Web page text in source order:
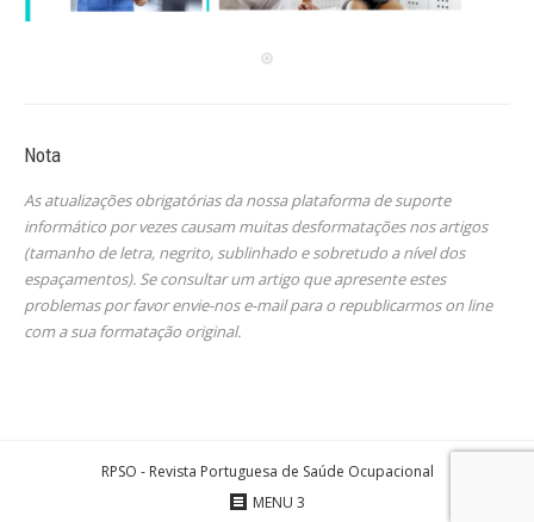
Nota
As atualizações obrigatórias da nossa plataforma de suporte
informático por vezes causam muitas desformatações nos artigos
(tamanho de letra, negrito, sublinhado e sobretudo a nível dos
espaçamentos). Se consultar um artigo que apresente estes
problemas por favor envie-nos e-mail para o republicarmos on line
com a sua formatação original.
RPSO - Revista Portuguesa de Saúde Ocupacional
MENU 3